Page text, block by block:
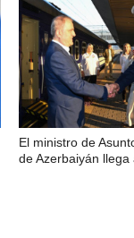
El ministro de
de Azerbaiyán llega